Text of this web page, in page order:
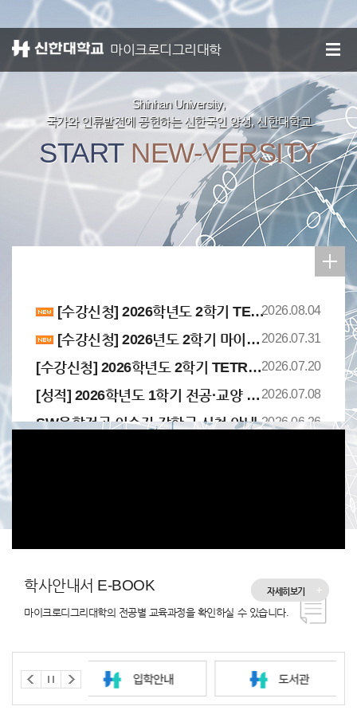
신한대학교 종합정보시스템
마이크로디그리대학
Shinhan University,
국가와 인류발전에 공헌하는 신한국인 양성, 신한대학교
START NEW-VERSITY
[수강신청] 2026학년도 2학기 TETRIS CLASS 학생 선발 결과 안내(2차) 2026.08.04
[수강신청] 2026년도 2학기 마이크로디그리 교육과정 수강신청 운영 계획 안내 2026.07.31
[수강신청] 2026학년도 2학기 TETRIS CLASS 학생 선발 결과 안내(1차)2026.07.20
[성적] 2026학년도 1학기 전공·교양 취득성적 및 학점포기 신청 안내 2026.07.08
SW융합전공 이수자 장학금 신청 안내 2026.06.26
학사안내서 E-BOOK
마이크로디그리대학의 전공별 교육과정을 확인하실 수 있습니다.
자세히보기